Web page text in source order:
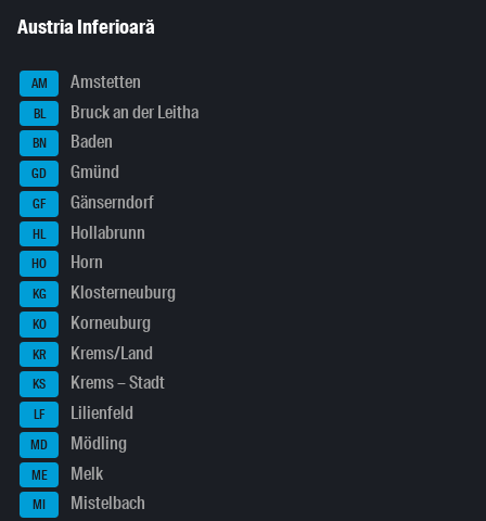
Austria Inferioară
AM Amstetten
BL Bruck an der Leitha
BN Baden
GD Gmünd
GF Gänserndorf
HL Hollabrunn
HO Horn
KG Klosterneuburg
KO Korneuburg
KR Krems/Land
KS Krems – Stadt
LF Lilienfeld
MD Mödling
ME Melk
MI Mistelbach